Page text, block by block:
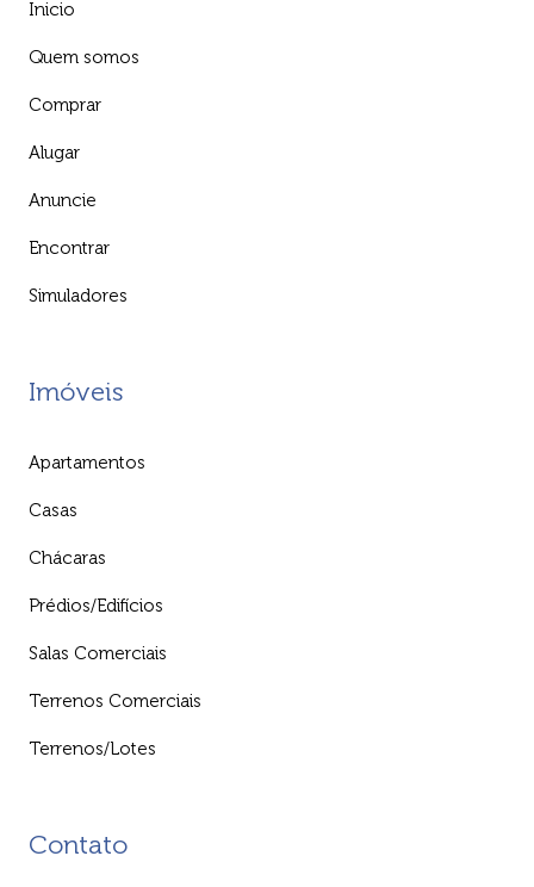
Inicio
Quem somos
Comprar
Alugar
Anuncie
Encontrar
Simuladores
Imóveis
Apartamentos
Casas
Chácaras
Prédios/Edifícios
Salas Comerciais
Terrenos Comerciais
Terrenos/Lotes
Contato